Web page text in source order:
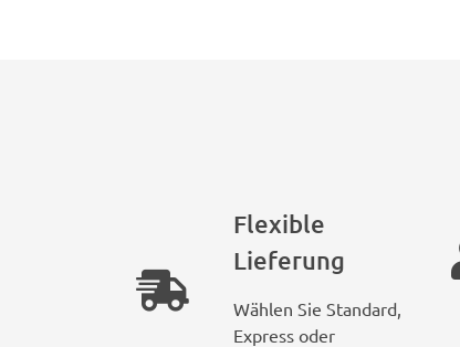
Flexible
Lieferung
Wählen Sie Standard,
Express oder